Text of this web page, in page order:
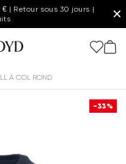
| Retour sous 30 jours |
✕
À COL ROND
-33%